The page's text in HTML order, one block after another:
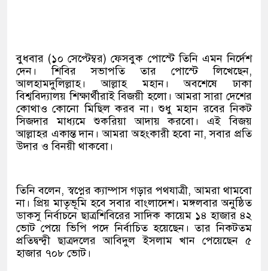
বুধবার (১০ সেপ্টেম্বর) ফেসবুক পোস্টে তিনি এমন নির্দেশ
দেন। শিবির সভাপতি তার পোস্টে লিখেছেন,
আলহামদুলিল্লাহ। আল্লাহ মহান। অবশেষে ঢাকা
বিশ্ববিদ্যালয় শিক্ষার্থীরাই বিজয়ী হলো। আমরা সারা দেশের
কোথাও কোনো মিছিল করব না। শুধু মহান রবের নিকট
সিজদার মাধ্যমে শুকরিয়া আদায় করবো। এই বিজয়
আল্লাহর একান্ত দান। আমরা অহংকারী হবো না, সবার প্রতি
উদার ও বিনয়ী থাকবো।
তিনি বলেন, স্বপ্নের ক্যাম্পাস গড়ার পথযাত্রী, আমরা থামবো
না। প্রিয় মাতৃভূমি হবে সবার বাংলাদেশ। মঙ্গলবার অনুষ্ঠিত
ডাকসু নির্বাচনে ছাত্রশিবিরের সাদিক কায়েম ১৪ হাজার ৪২
ভোট পেয়ে ভিপি পদে নির্বাচিত হয়েছেন। তার নিকটতম
প্রতিদ্বন্দ্বী ছাত্রদলের আবিদুল ইসলাম খান পেয়েছেন ৫
হাজার ৭০৮ ভোট।